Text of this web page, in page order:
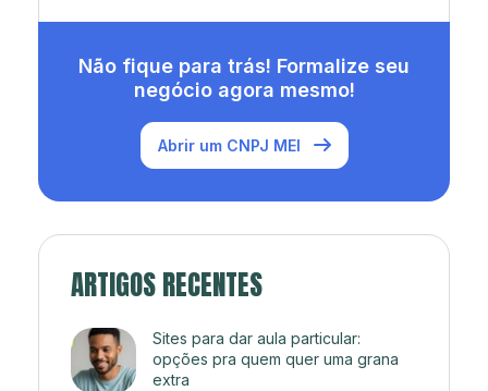
Não fique para trás! Formalize seu
negócio agora mesmo!
Abrir um CNPJ MEI
ARTIGOS RECENTES
Sites para dar aula particular:
opções pra quem quer uma grana
extra